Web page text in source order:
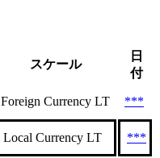
スケール
日
付
Foreign Currency LT ***
Local Currency LT ***